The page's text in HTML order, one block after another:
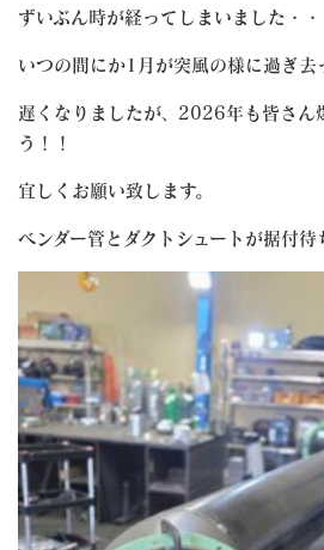
ずいぶん時が経ってしまいました・・
いつの間にか1月が突風の様に過ぎ去
遅くなりましたが、2026年も皆さん
う！！
宜しくお願い致します。
ベンダー管とダクトシュートが据付待